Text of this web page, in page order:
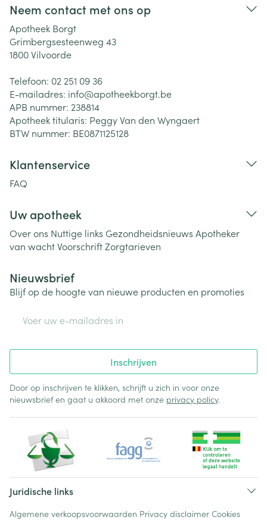
Neem contact met ons op
Apotheek Borgt
Grimbergsesteenweg 43
1800Vilvoorde
Telefoon: 02 251 09 36
E-mailadres: info@apotheekborgt.be
APB nummer: 238814
Apotheek titularis: Peggy Van den Wyngaert
BTW nummer: BE0871125128
Klantenservice
FAQ
Uw apotheek
Over ons Nuttige links Gezondheidsnieuws Apotheker
van wachtVoorschriftZorgtarieven
Nieuwsbrief
Blijf op de hoogte van nieuwe producten en promoties
Inschrijven
Door op inschrijven te klikken, schrijft u zich in voor onze
nieuwsbrief en gaat u akkoord met onze privacy policy.
Juridische links
Algemene verkoopsvoorwaarden Privacy disclaimer Cookies